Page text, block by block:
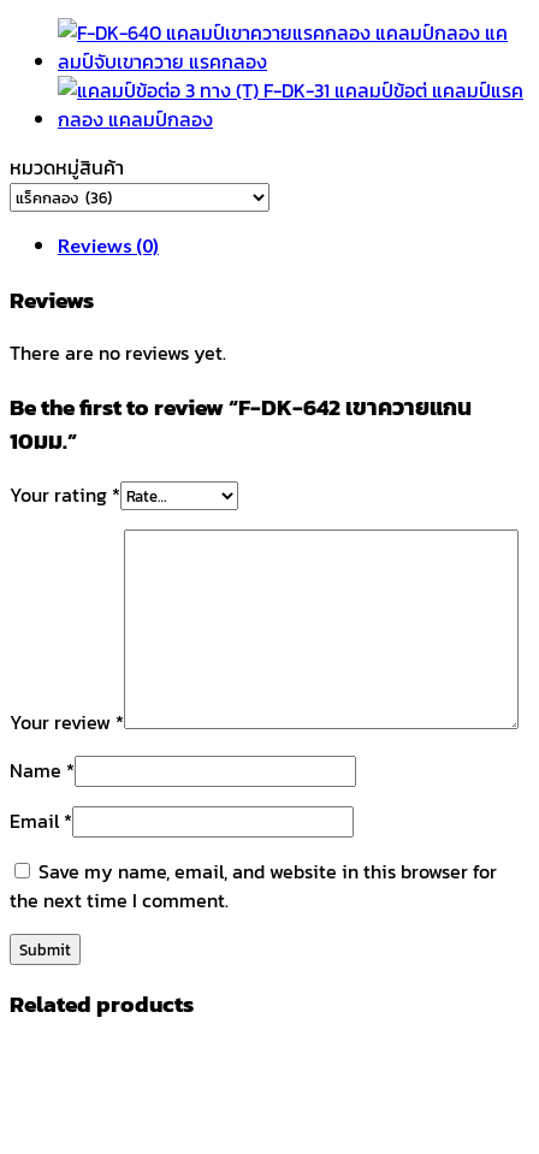
แกน
10มม.
quantity
หมวดหมู่สินค้า
Reviews (0)
Reviews
There are no reviews yet.
Be the first to review “F-DK-642 เขาควายแกน
10มม.”
Your rating *
Your review *
Name *
Email*
Save my name, email, and website in this browser for
the next time I comment.
Related products